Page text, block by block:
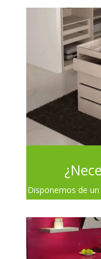
Disponemos de